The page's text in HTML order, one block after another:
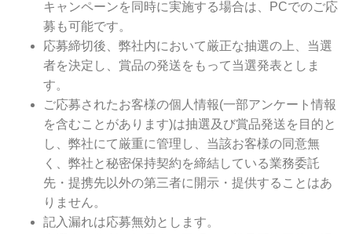
キャンペーンを同時に実施する場合は、PCでのご応
募も可能です。
応募締切後、弊社内において厳正な抽選の上、当選
者を決定し、賞品の発送をもって当選発表としま
す。
ご応募されたお客様の個人情報(一部アンケート情報
を含むことがあります)は抽選及び賞品発送を目的と
し、弊社にて厳重に管理し、当該お客様の同意無
く、弊社と秘密保持契約を締結している業務委託
先・提携先以外の第三者に開示・提供することはあ
りません。
記入漏れは応募無効とします。